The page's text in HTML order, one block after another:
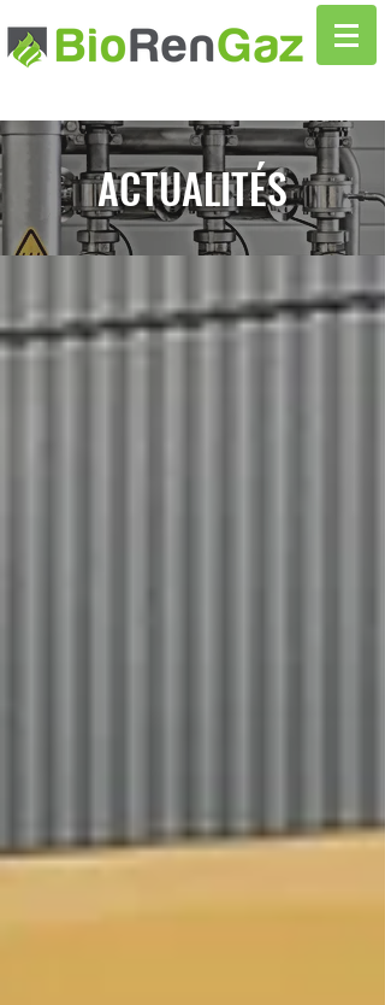
Actualités
ACTUALITÉS